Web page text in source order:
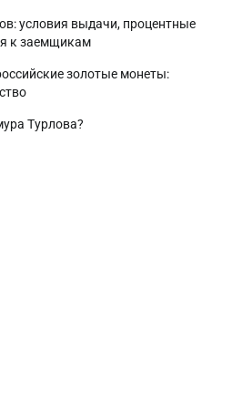
условия выдачи, процентные
к заемщикам
золотые монеты:
Турлова?